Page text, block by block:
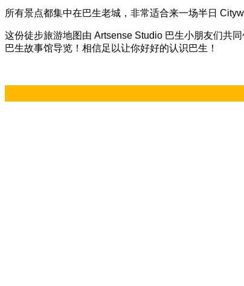
所有景点都集中在巴生老城，非常适合来一场半日
这份徒步旅游地图由 Artsense Studio 巴生小朋友们共
巴生故事馆导览！相信足以让你好好的认识巴生！